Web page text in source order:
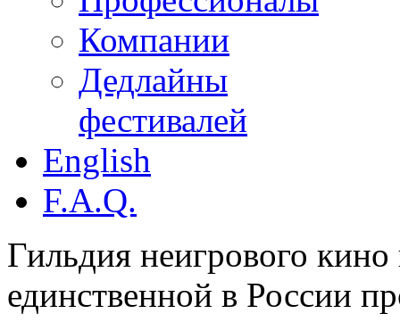
Компании
Дедлайны
фестивалей
English
F.A.Q.
Гильдия неигрового кино
единственной в России